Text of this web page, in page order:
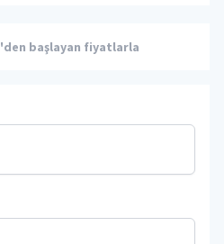
'den başlayan fiyatlarla